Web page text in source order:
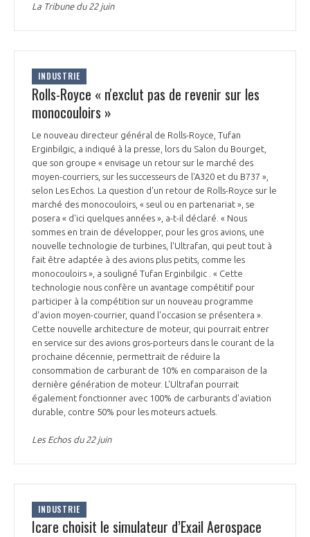
La Tribune du 22 juin
INDUSTRIE
Rolls-Royce « n'exclut pas de revenir sur les
monocouloirs »
Le nouveau directeur général de Rolls-Royce, Tufan
Erginbilgic, a indiqué à la presse, lors du Salon du Bourget,
que son groupe « envisage un retour sur le marché des
moyen-courriers, sur les successeurs de l'A320 et du B737 »,
selon Les Echos. La question d'un retour de Rolls-Royce sur le
marché des monocouloirs, « seul ou en partenariat », se
posera « d'ici quelques années », a-t-il déclaré. « Nous
sommes en train de développer, pour les gros avions, une
nouvelle technologie de turbines, l'Ultrafan, qui peut tout à
fait être adaptée à des avions plus petits, comme les
monocouloirs », a souligné Tufan Erginbilgic . « Cette
technologie nous confère un avantage compétitif pour
participer à la compétition sur un nouveau programme
d'avion moyen-courrier, quand l'occasion se présentera ».
Cette nouvelle architecture de moteur, qui pourrait entrer
en service sur des avions gros-porteurs dans le courant de la
prochaine décennie, permettrait de réduire la
consommation de carburant de 10% en comparaison de la
dernière génération de moteur. L'Ultrafan pourrait
également fonctionner avec 100% de carburants d'aviation
durable, contre 50% pour les moteurs actuels.
Les Echos du 22 juin
INDUSTRIE
Icare choisit le simulateur d’Exail Aerospace